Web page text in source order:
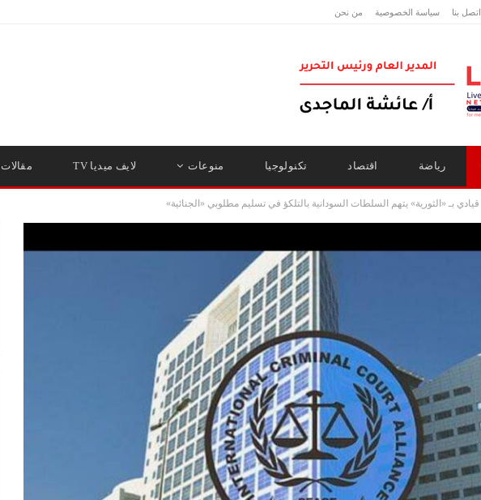
اتصل بنا سياسة الخصوصية من نحن
رياضة اقتصاد تكنولوجيا منوعات لايف ميديا TV مقالات
قيادي بـ «الثورية» يتهم السلطات السودانية بالتلكؤ في تسليم مطلوبي «الجنائية»